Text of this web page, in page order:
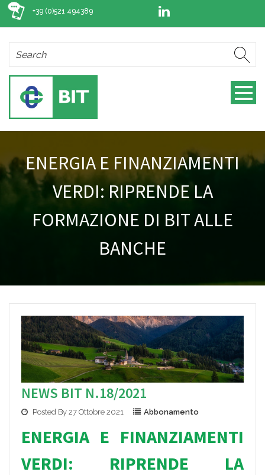
+39 (0)521 494389
ENERGIA E FINANZIAMENTI
VERDI: RIPRENDE LA
FORMAZIONE DI BIT ALLE
BANCHE
NEWS BIT N.18/2021
Posted By 27 Ottobre 2021 Abbonamento
ENERGIA E FINANZIAMENTI
VERDI: RIPRENDE LA